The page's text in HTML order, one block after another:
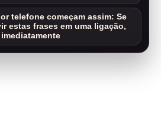
telefone começam assim: Se
estas frases em uma ligação,